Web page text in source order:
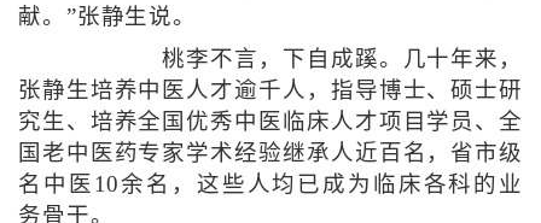
献。”张静生说。
桃李不言，下自成蹊。几十年来，
张静生培养中医人才逾千人，指导博士、硕士研
究生、培养全国优秀中医临床人才项目学员、全
国老中医药专家学术经验继承人近百名，省市级
名中医10余名，这些人均已成为临床各科的业
务骨干。